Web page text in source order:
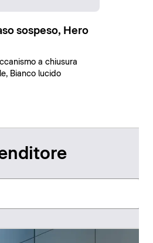
sospeso, Hero
a chiusura
Bianco lucido